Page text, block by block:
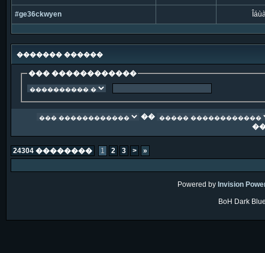
#ge36ckwyen
������� ������
��� ������������
��
24304 �������� 1 2 3 > »
Powered by Invision
BoH Dark